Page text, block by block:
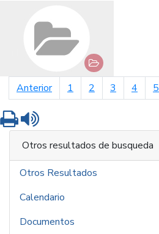
Anteriorpágina anterior
1 2 3 4 5
Imprimir
Otros resultados de busqueda
Otros Resultados
Calendario
Documentos